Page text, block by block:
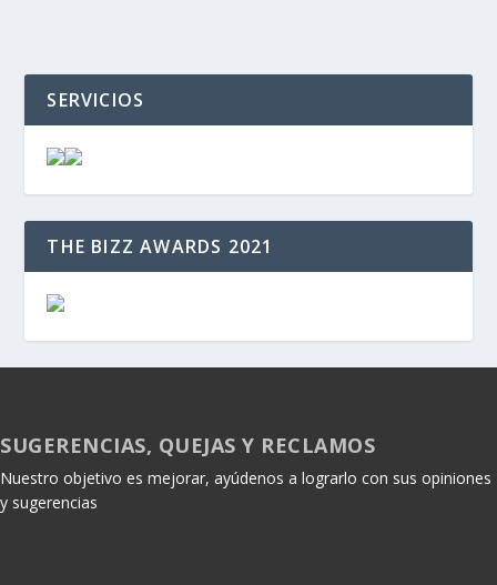
SERVICIOS
THE BIZZ AWARDS 2021
SUGERENCIAS, QUEJAS Y RECLAMOS
Nuestro objetivo es mejorar, ayúdenos a lograrlo con sus opiniones
y sugerencias